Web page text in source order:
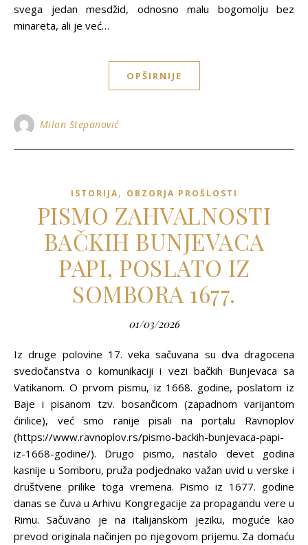
svega jedan mesdžid, odnosno malu bogomolјu bez
minareta, ali je već…
OPŠIRNIJE
Milan Stepanović
ISTORIJA, OBZORJA PROŠLOSTI
PISMO ZAHVALNOSTI
BAČKIH BUNJEVACA
PAPI, POSLATO IZ
SOMBORA 1677.
01/03/2026
Iz druge polovine 17. veka sačuvana su dva dragocena
svedočanstva o komunikaciji i vezi bačkih Bunjevaca sa
Vatikanom. O prvom pismu, iz 1668. godine, poslatom iz
Baje i pisanom tzv. bosančicom (zapadnom varijantom
ćirilice), već smo ranije pisali na portalu Ravnoplov
(https://www.ravnoplov.rs/pismo-backih-bunjevaca-papi-
iz-1668-godine/). Drugo pismo, nastalo devet godina
kasnije u Somboru, pruža podjednako važan uvid u verske i
društvene prilike toga vremena. Pismo iz 1677. godine
danas se čuva u Arhivu Kongregacije za propagandu vere u
Rimu. Sačuvano je na italijanskom jeziku, moguće kao
prevod originala načinjen po njegovom prijemu. Za domaću